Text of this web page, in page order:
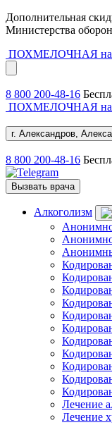
Дополнительная
Министерства
ПОХМЕЛОЧНАЯ
8 800 200-48-16
ПОХМЕЛОЧНАЯ
г. Александров,
8 800 200-48-16
Вызвать врача
Алкоголизм
Лечение
Лечение